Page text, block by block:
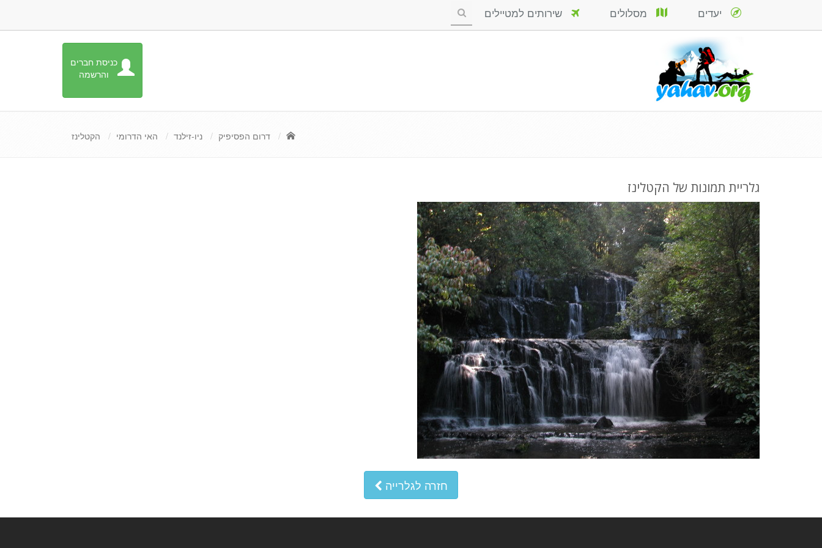
כניסת חברים
והרשמה
יעדים מסלולים שירותים למטיילים
דרום הפסיפיק ניו-זילנד האי הדרומי הקטלינז
גלריית תמונות של הקטלינז
חזרה לגלרייה